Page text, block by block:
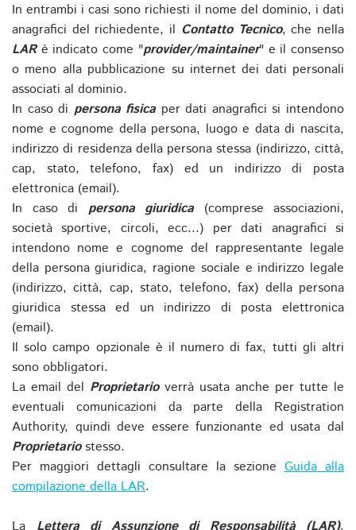
In entrambi i casi sono richiesti il nome del dominio, i dati
anagrafici del richiedente, il Contatto Tecnico, che nella
LARè indicato come "provider/maintainer" e il consenso
o meno alla pubblicazione su internet dei dati personali
associati al dominio.
In caso di persona fisicaper dati anagrafici si intendono
nome e cognome della persona, luogo e data di nascita,
indirizzo di residenza della persona stessa (indirizzo, città,
cap, stato, telefono, fax) ed un indirizzo di posta
elettronica (email).
In caso di persona giuridica(comprese associazioni,
società sportive, circoli, ecc...) per dati anagrafici si
intendono nome e cognome del rappresentante legale
della persona giuridica, ragione sociale e indirizzo legale
(indirizzo, città, cap, stato, telefono, fax) della persona
giuridica stessa ed un indirizzo di posta elettronica
(email).
Il solo campo opzionale è il numero di fax, tutti gli altri
sono obbligatori.
La email del Proprietarioverrà usata anche per tutte le
eventuali comunicazioni da parte della Registration
Authority, quindi deve essere funzionante ed usata dal
Proprietariostesso.
Per maggiori dettagli consultare la sezione Guida alla
compilazione della LAR.